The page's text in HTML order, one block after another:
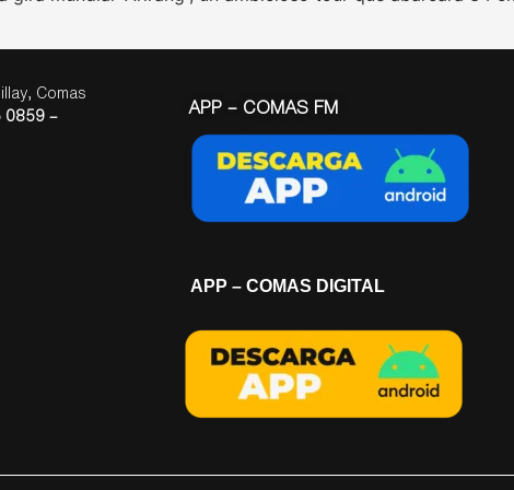
Comas
0859 –
APP – COMAS FM
APP – COMAS DIGITAL